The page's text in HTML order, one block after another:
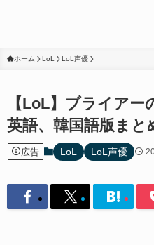
ホーム LoL LoL声優
【LoL】ブライアー
英語、韓国語版まと
広告 LoL LoL声優